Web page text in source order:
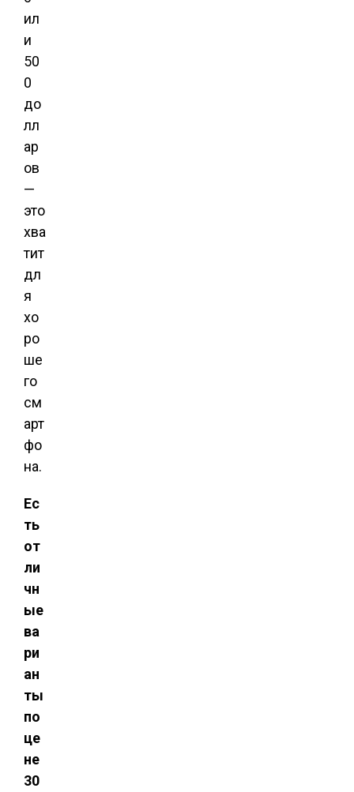
ил
и
50
0
до
лл
ар
ов
—
это
хва
тит
дл
я
хо
ро
ше
го
см
арт
фо
на.
Ес
ть
от
ли
чн
ые
ва
ри
ан
ты
по
це
не
30